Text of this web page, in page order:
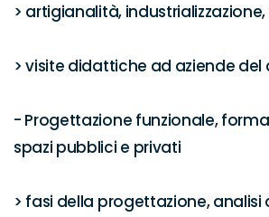
> artigianalità,
> visite didattiche ad aziende
- Progettazione funzionale,
spazi pubblici e privati
> fasi della progettazione, analisi